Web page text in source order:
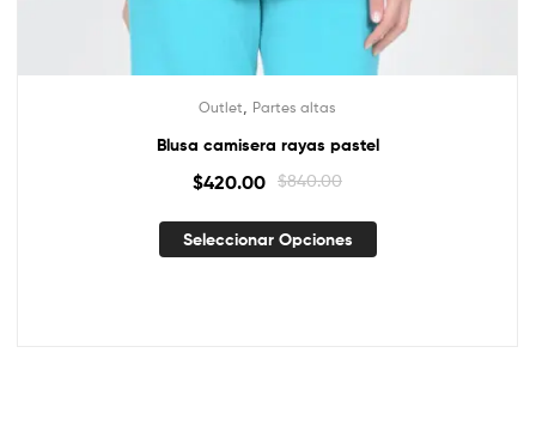
Outlet Partes altas
Blusa camisera rayas pastel
$840.00
$420.00
Seleccionar Opciones